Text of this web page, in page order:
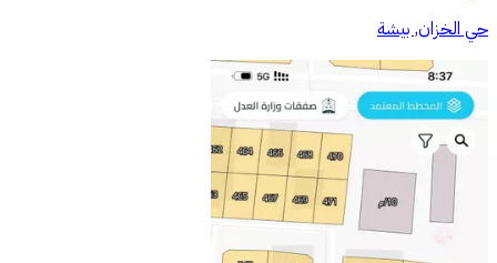
حي الخزان, بيشة